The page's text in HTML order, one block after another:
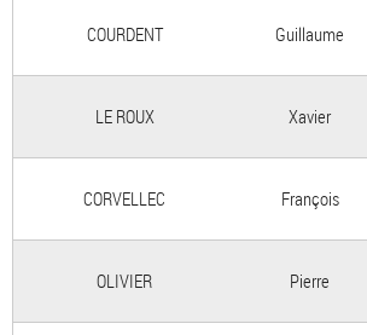
COURDENT Guillaume
LE ROUX Xavier
CORVELLEC François
OLIVIER Pierre